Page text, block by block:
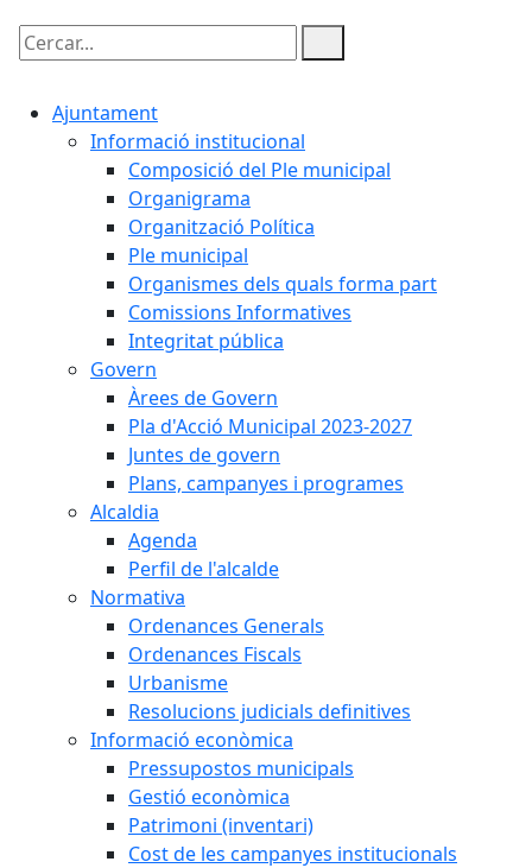
Cercar:
Ajuntament
Informació institucional
Composició del Ple municipal
Organigrama
Organització Política
Ple municipal
Organismes dels quals forma part
Comissions Informatives
Integritat pública
Govern
Àrees de Govern
Pla d'Acció Municipal 2023-2027
Juntes de govern
Plans, campanyes i programes
Alcaldia
Agenda
Perfil de l'alcalde
Normativa
Ordenances Generals
Ordenances Fiscals
Urbanisme
Resolucions judicials definitives
Informació econòmica
Pressupostos municipals
Gestió econòmica
Patrimoni (inventari)
Cost de les campanyes institucionals